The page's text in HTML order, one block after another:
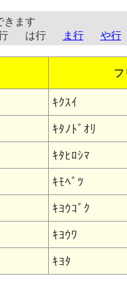
きます
は行 ま行 や行
フ
ｷｸｽｲ
ｷﾀﾉﾄﾞｵﾘ
ｷﾀﾋﾛｼﾏ
ｷﾓﾍﾞﾂ
ｷﾖｳｺﾞｸ
ｷﾖｳﾜ
ｷﾖﾀ